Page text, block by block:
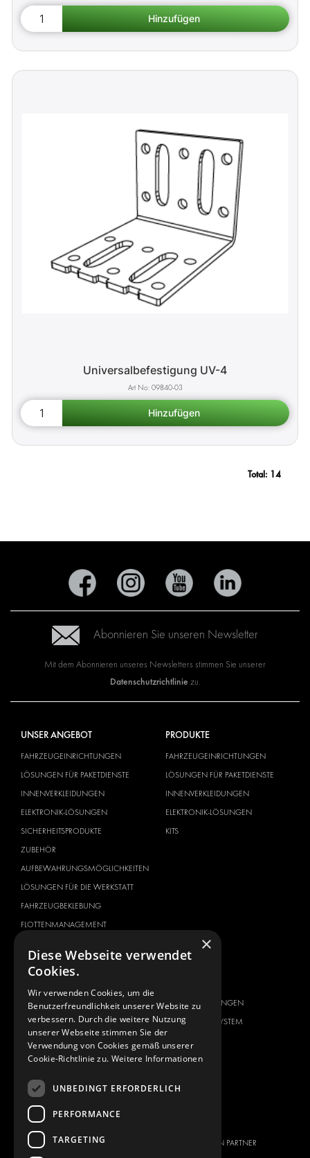
Universalbefestigung UV-4
09840-03
Total: 14
Abonnieren Sie unseren Newsletter
Mit dem Abonnieren unseres Newsletters stimmen Sie unserer
Datenschutzrichtlinie zu.
UNSER ANGEBOT
FAHRZEUGEINRICHTUNGEN
LÖSUNGEN FÜR PAKETDIENSTE
INNENVERKLEIDUNGEN
ELEKTRONIK-LÖSUNGEN
SICHERHEITSPRODUKTE
ZUBEHÖR
AUFBEWAHRUNGSMÖGLICHKEITEN
LÖSUNGEN FÜR DIE WERKSTATT
FAHRZEUGBEKLEBUNG
FLOTTENMANAGEMENT
PRODUKTE
FAHRZEUGEINRICHTUNGEN
LÖSUNGEN FÜR PAKETDIENSTE
INNENVERKLEIDUNGEN
ELEKTRONIK-LÖSUNGEN
KITS
FAHRZEUGHERSTELLER
CITROËN
DACIA
FORD
IVECO
MAXUS
MERCEDES
KOMPLETTLÖSUNGEN
ÜBER MODUL-SYSTEM
NEUIGKEITEN
KONTAKT
WERDEN SIE EIN PARTNER
×
Diese Webseite verwendet
Cookies.
Wir verwenden Cookies, um die
Benutzerfreundlichkeit unserer Website zu
verbessern. Durch die weitere Nutzung
unserer Webseite stimmen Sie der
Verwendung von Cookies gemäß unserer
Cookie-Richtlinie zu. Weitere Informationen
UNBEDINGT ERFORDERLICH
PERFORMANCE
TARGETING